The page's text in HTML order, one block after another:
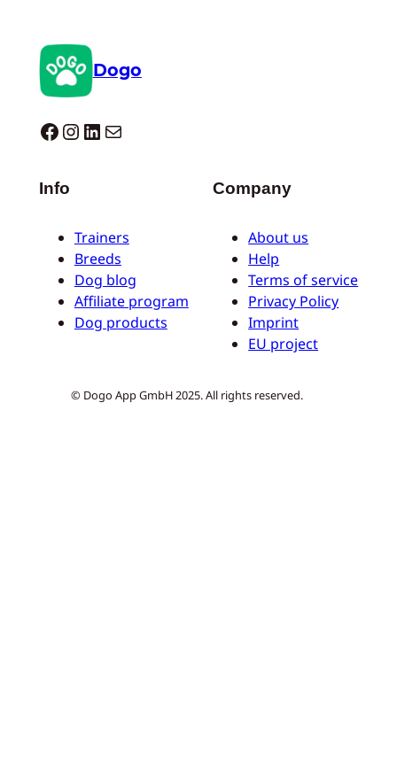
Dogo
Dogo facebook InstagramLinkedIn Correo electrónico
Info
Trainers
Breeds
Dog blog
Affiliate program
Dog products
Company
About us
Help
Terms of service
Privacy Policy
Imprint
EU project
© Dogo App GmbH 2025. All rights reserved.